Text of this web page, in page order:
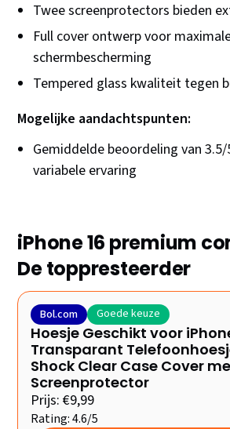
Twee screenprotectors bieden
Full cover ontwerp voor
schermbescherming
Tempered glass kwaliteit tegen
Mogelijke aandachtspunten:
Gemiddelde beoordeling van
variabele ervaring
iPhone 16 premium
De toppresteerder
Bol.com Goede keuze
Hoesje Geschikt voor
Transparant
Shock Clear Case Cover
Screenprotector
Prijs: €9,99
Rating: 4.6/5